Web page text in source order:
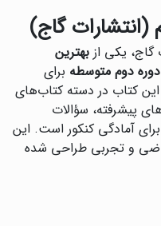
بهترین
دوم متوسطه برای
کتاب در دسته کتاب‌های
پیشرفته، سؤالات
آمادگی کنکور است. این
و تجربی طراحی شده